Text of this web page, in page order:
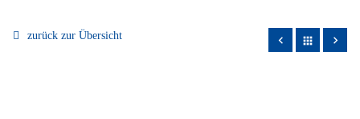
zurück zur Übersicht apps